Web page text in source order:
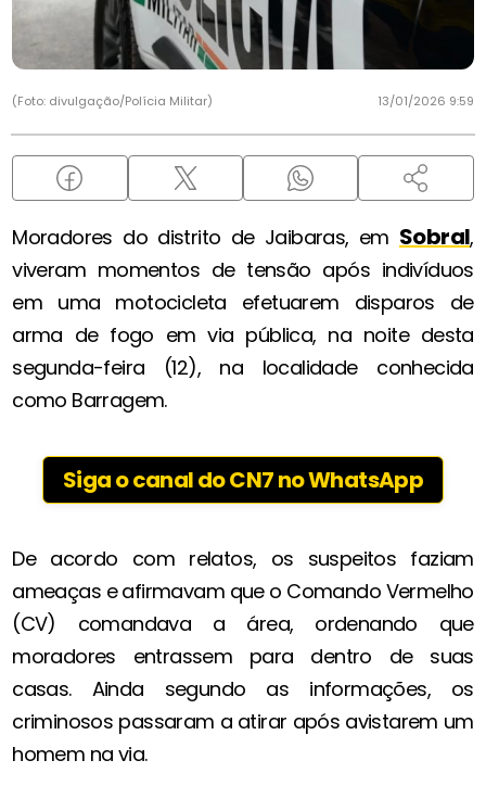
(Foto: divulgação/Polícia Militar) 13/01/2026 9:59
Moradores do distrito de Jaibaras, em Sobral,
viveram momentos de tensão após indivíduos
em uma motocicleta efetuarem disparos de
arma de fogo em via pública, na noite desta
segunda-feira (12), na localidade conhecida
como Barragem.
Siga o canal do CN7 no WhatsApp
De acordo com relatos, os suspeitos faziam
ameaças e afirmavam que o Comando Vermelho
(CV) comandava a área, ordenando que
moradores entrassem para dentro de suas
casas. Ainda segundo as informações, os
criminosos passaram a atirar após avistarem um
homem na via.